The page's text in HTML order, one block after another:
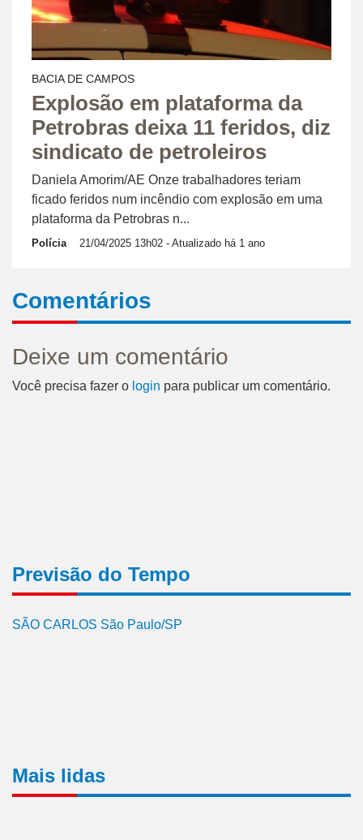
BACIA DE CAMPOS
Explosão em plataforma da
Petrobras deixa 11 feridos, diz
sindicato de petroleiros
Daniela Amorim/AE Onze trabalhadores teriam
ficado feridos num incêndio com explosão em uma
plataforma da Petrobras n...
Polícia 21/04/2025 13h02 - Atualizado há 1 ano
Comentários
Deixe um comentário
Você precisa fazer o login para publicar um comentário.
Previsão do Tempo
SÃO CARLOS São Paulo/SP
Mais lidas